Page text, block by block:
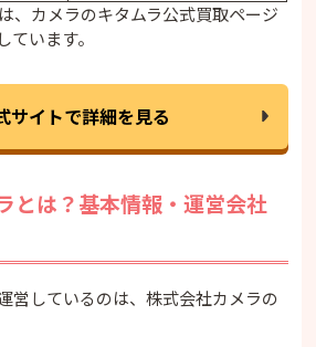
、カメラのキタムラ公式買取ページ
ています。
サイトで詳細を見る
とは？基本情報・運営会社
営しているのは、株式会社カメラの